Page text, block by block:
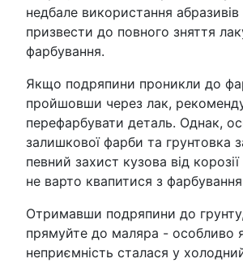
недбале використання
призвести до повного зняття
фарбування.
Якщо подряпини проникли до
пройшовши через лак,
перефарбувати деталь. Однак,
залишкової фарби та грунтовка
певний захист кузова від
не варто квапитися з
Отримавши подряпини до
прямуйте до маляра - особливо
неприємність сталася у